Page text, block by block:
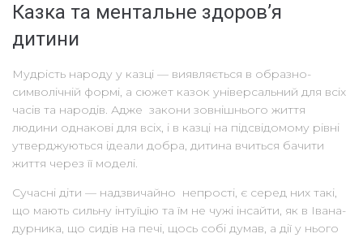
Казка та ментальне здоров’я
дитини
Мудрість народу у казці — виявляється в образно-
символічній формі, а сюжет казок універсальний для всіх
часів та народів. Адже закони зовнішнього життя
людини однакові для всіх, і в казці на підсвідомому рівні
утверджуються ідеали добра, дитина вчиться бачити
життя через її моделі.
Сучасні діти — надзвичайно непрості, є серед них такі,
що мають сильну інтуїцію та їм не чужі інсайти, як в Івана-
дурника, що сидів на печі, щось собі думав, а дії у нього